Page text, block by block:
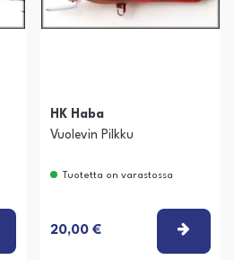
VALITSE VAIHTOEHTO
HK Haba
Vuolevin Pilkku
Tuotetta on varastossa
20,00 €